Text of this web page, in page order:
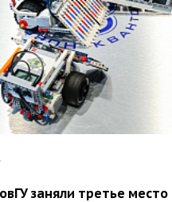
заняли третье место